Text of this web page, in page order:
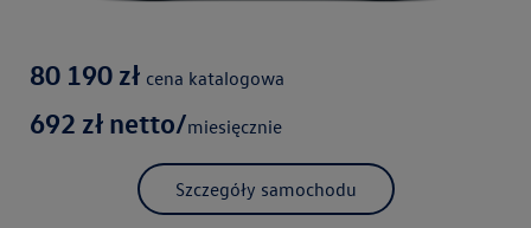
80 190 zł cena katalogowa
692 zł netto/miesięcznie
Szczegóły samochodu